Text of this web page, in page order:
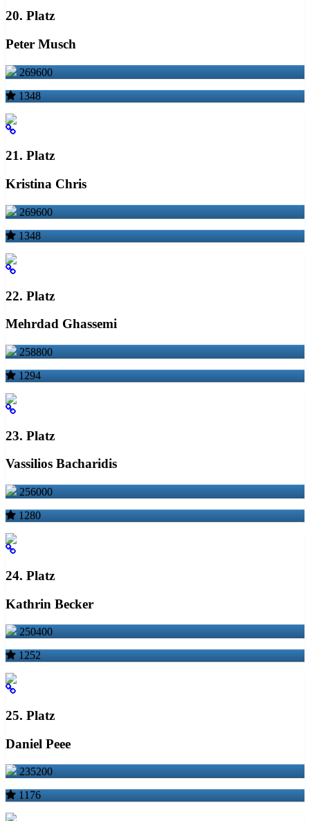
20. Platz
Peter Musch
269600
1348
21. Platz
Kristina Chris
269600
1348
22. Platz
Mehrdad Ghassemi
258800
1294
23. Platz
Vassilios Bacharidis
256000
1280
24. Platz
Kathrin Becker
250400
1252
25. Platz
Daniel Peee
235200
1176